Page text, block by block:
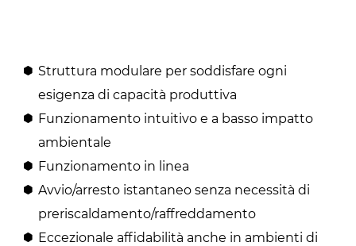
Struttura modulare per soddisfare ogni
esigenza di capacità produttiva
Funzionamento intuitivo e a basso impatto
ambientale
Funzionamento in linea
Avvio/arresto istantaneo senza necessità di
preriscaldamento/raffreddamento
Eccezionale affidabilità anche in ambienti di